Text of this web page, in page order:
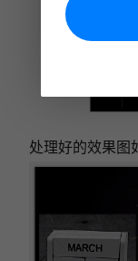
处理好的效果图